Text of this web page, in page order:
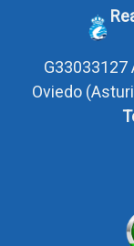
G33033127
Oviedo